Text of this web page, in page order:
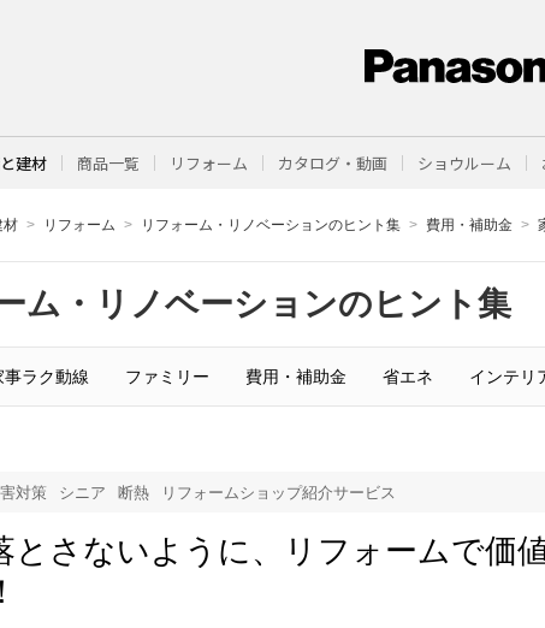
建材 商品一覧 リフォーム カタログ・動画 ショウルーム
材 リフォーム リフォーム・リノベーションのヒント集 費用・補助金
ム・リノベーションのヒント集
事ラク動線 ファミリー 費用・補助金 省エネ インテリ
対策 シニア 断熱 リフォームショップ紹介サービス
とさないように、リフォームで価